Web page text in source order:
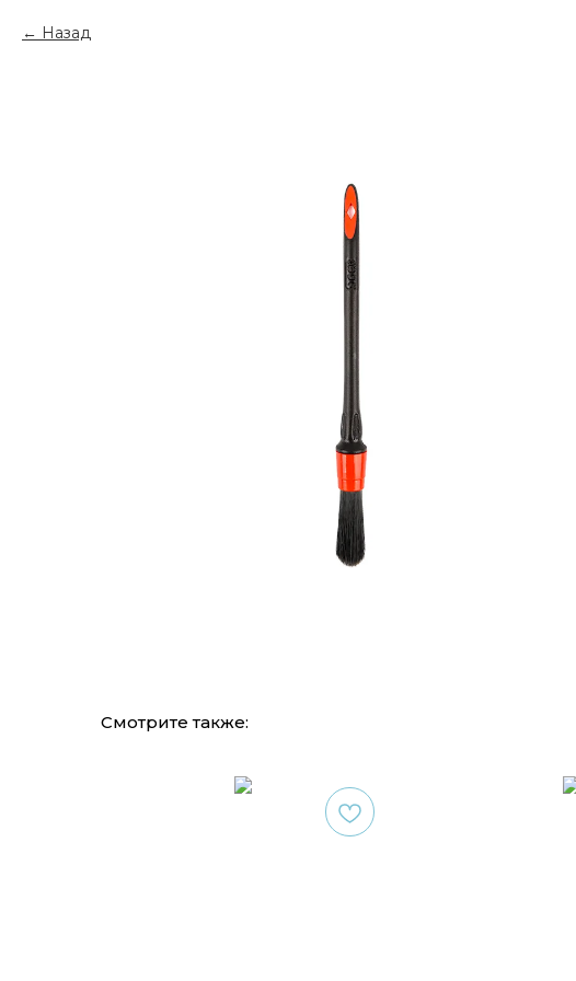
Назад
Смотрите также: